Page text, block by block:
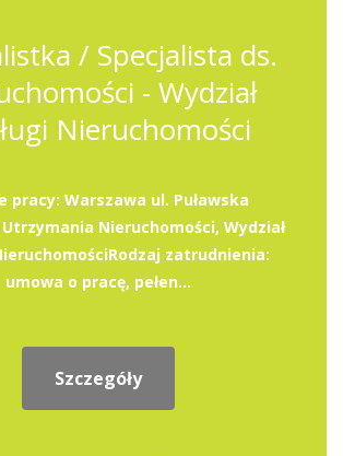
/ Specjalista ds.
- Wydział
Nieruchomości
pracy: Warszawa ul. Puławska
Utrzymania Nieruchomości, Wydział
zatrudnienia:
umowa o pracę, pełen...
Szczegóły